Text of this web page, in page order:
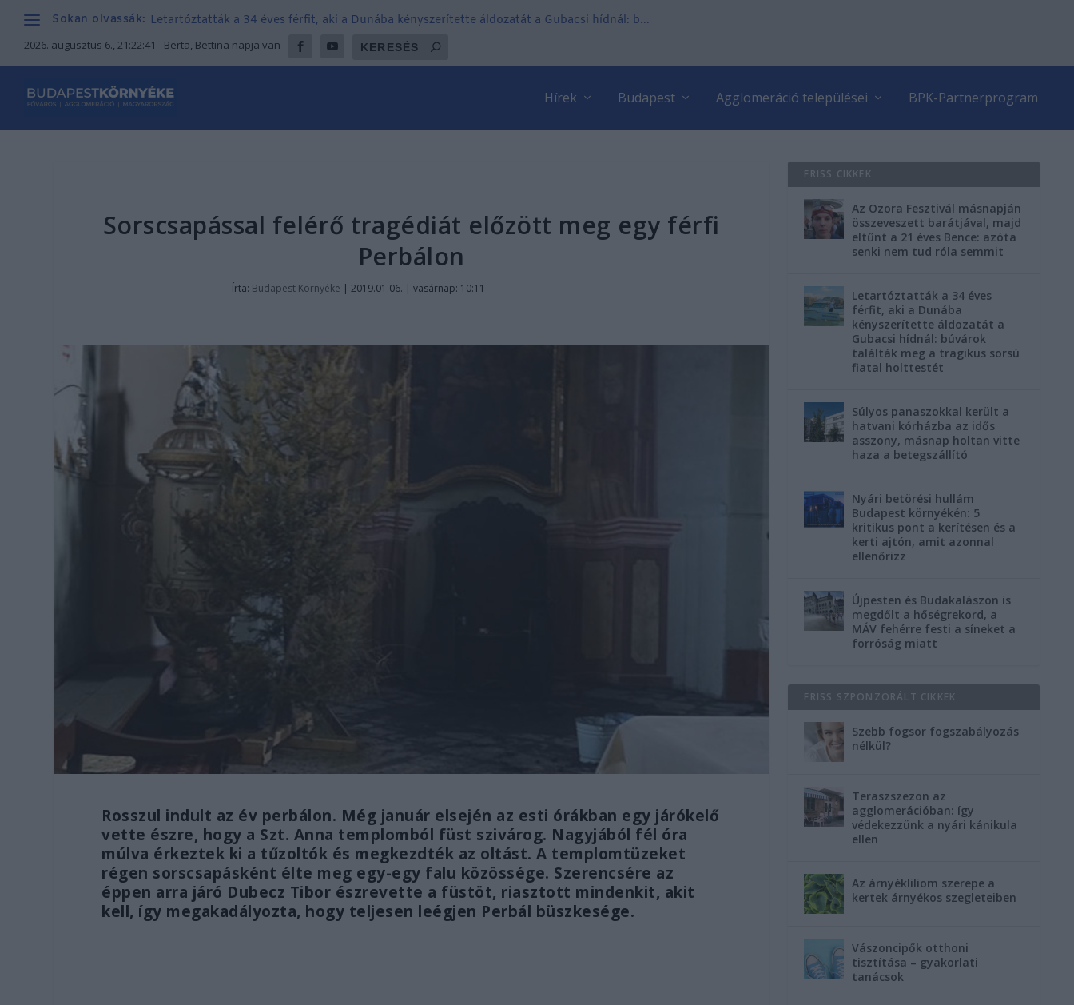
Sokan olvassák: Letartóztatták a 34 éves férfit, aki a Dunába kényszerítette áldozatát a Gubacsi hídnál: b...
2026. augusztus 6., 21:22:43 - Berta, Bettina napja van
Hírek Budapest Agglomeráció települései BPK-Partnerprogram
Sorscsapással felérő tragédiát előzött meg egy férfi
Perbálon
Írta: Budapest Környéke | 2019.01.06. | vasárnap: 10:11
Rosszul indult az év perbálon. Még január elsején az esti órákban egy járókelő
vette észre, hogy a Szt. Anna templomból füst szivárog. Nagyjából fél óra
múlva érkeztek ki a tűzoltók és megkezdték az oltást. A templomtüzeket
régen sorscsapásként élte meg egy-egy falu közössége. Szerencsére az
éppen arra járó Dubecz Tibor észrevette a füstöt, riasztott mindenkit, akit
kell, így megakadályozta, hogy teljesen leégjen Perbál büszkesége.
FRISS CIKKEK
Az Ozora Fesztivál másnapján
összeveszett barátjával, majd
eltűnt a 21 éves Bence: azóta
senki nem tud róla semmit
Letartóztatták a 34 éves
férfit, aki a Dunába
kényszerítette áldozatát a
Gubacsi hídnál: búvárok
találták meg a tragikus sorsú
fiatal holttestét
Súlyos panaszokkal került a
hatvani kórházba az idős
asszony, másnap holtan vitte
haza a betegszállító
Nyári betörési hullám
Budapest környékén: 5
kritikus pont a kerítésen és a
kerti ajtón, amit azonnal
ellenőrizz
Újpesten és Budakalászon is
megdőlt a hőségrekord, a
MÁV fehérre festi a síneket a
forróság miatt
FRISS SZPONZORÁLT CIKKEK
Szebb fogsor fogszabályozás
nélkül?
Teraszszezon az
agglomerációban: így
védekezzünk a nyári kánikula
ellen
Az árnyékliliom szerepe a
kertek árnyékos szegleteiben
Vászoncipők otthoni
tisztítása – gyakorlati
tanácsok